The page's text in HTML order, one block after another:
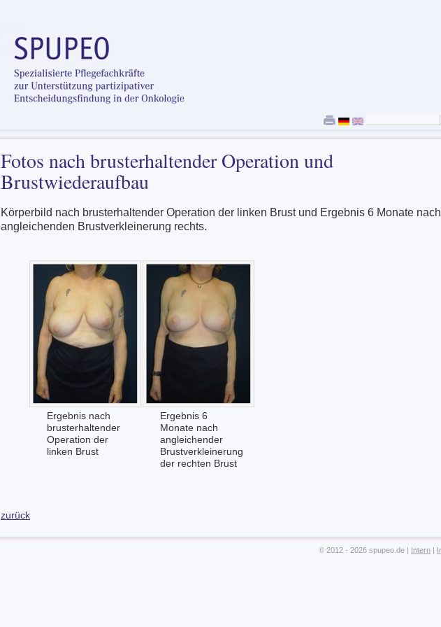
Fotos nach brusterhaltender Operation und
Brustwiederaufbau
Körperbild nach brusterhaltender Operation der linken Brust und Ergebnis 6 Monate
angleichenden Brustverkleinerung rechts.
Ergebnis nach
brusterhaltender
Operation der
linken Brust
Ergebnis 6
Monate nach
angleichender
Brustverkleinerung
der rechten Brust
zurück
© 2012 - 2026 spupeo.de | Intern |